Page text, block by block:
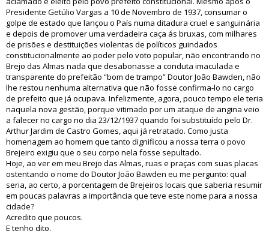
Presidente Getúlio Vargas a 10 de Novembro de 1937, consumar o
golpe de estado que lançou o País numa ditadura cruel e sanguinária
e depois de promover uma verdadeira caça ás bruxas, com milhares
de prisões e destituições violentas de políticos guindados
constitucionalmente ao poder pelo voto popular, não encontrando no
Brejo das Almas nada que desabonasse a conduta imaculada e
transparente do prefeitão “bom de trampo” Doutor João Bawden, não
lhe restou nenhuma alternativa que não fosse confirma-lo no cargo
de prefeito que já ocupava. Infelizmente, agora, pouco tempo ele teria
naquela nova gestão, porque vitimado por um ataque de angina veio
a falecer no cargo no dia 23/12/1937 quando foi substituído pelo Dr.
Arthur Jardim de Castro Gomes, aqui já retratado. Como justa
homenagem ao homem que tanto dignificou a nossa terra o povo
Brejeiro exigiu que o seu corpo nela fosse sepultado.
Hoje, ao ver em meu Brejo das Almas, ruas e praças com suas placas
ostentando o nome do Doutor João Bawden eu me pergunto: qual
seria, ao certo, a porcentagem de Brejeiros locais que saberia resumir
em poucas palavras a importância que teve este nome para a nossa
cidade?
Acredito que poucos.
E tenho dito.